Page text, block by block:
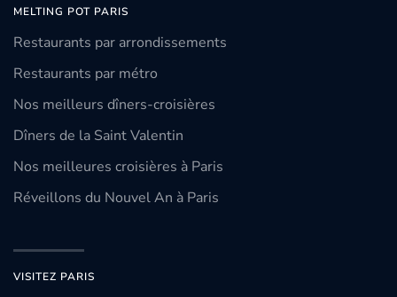
MELTING POT PARIS
Restaurants par arrondissements
Restaurants par métro
Nos meilleurs dîners-croisières
Dîners de la Saint Valentin
Nos meilleures croisières à Paris
Réveillons du Nouvel An à Paris
VISITEZ PARIS